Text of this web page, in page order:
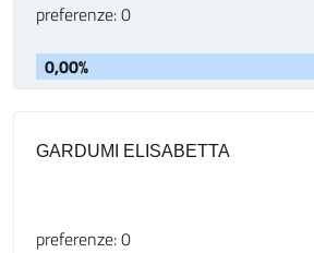
preferenze: 0
0,00%
GARDUMI ELISABETTA
preferenze: 0